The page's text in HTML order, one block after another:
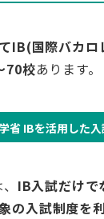
IB(国際バカ
70校あります。
省 IBを活用した
IB入試だけで
の入試制度を